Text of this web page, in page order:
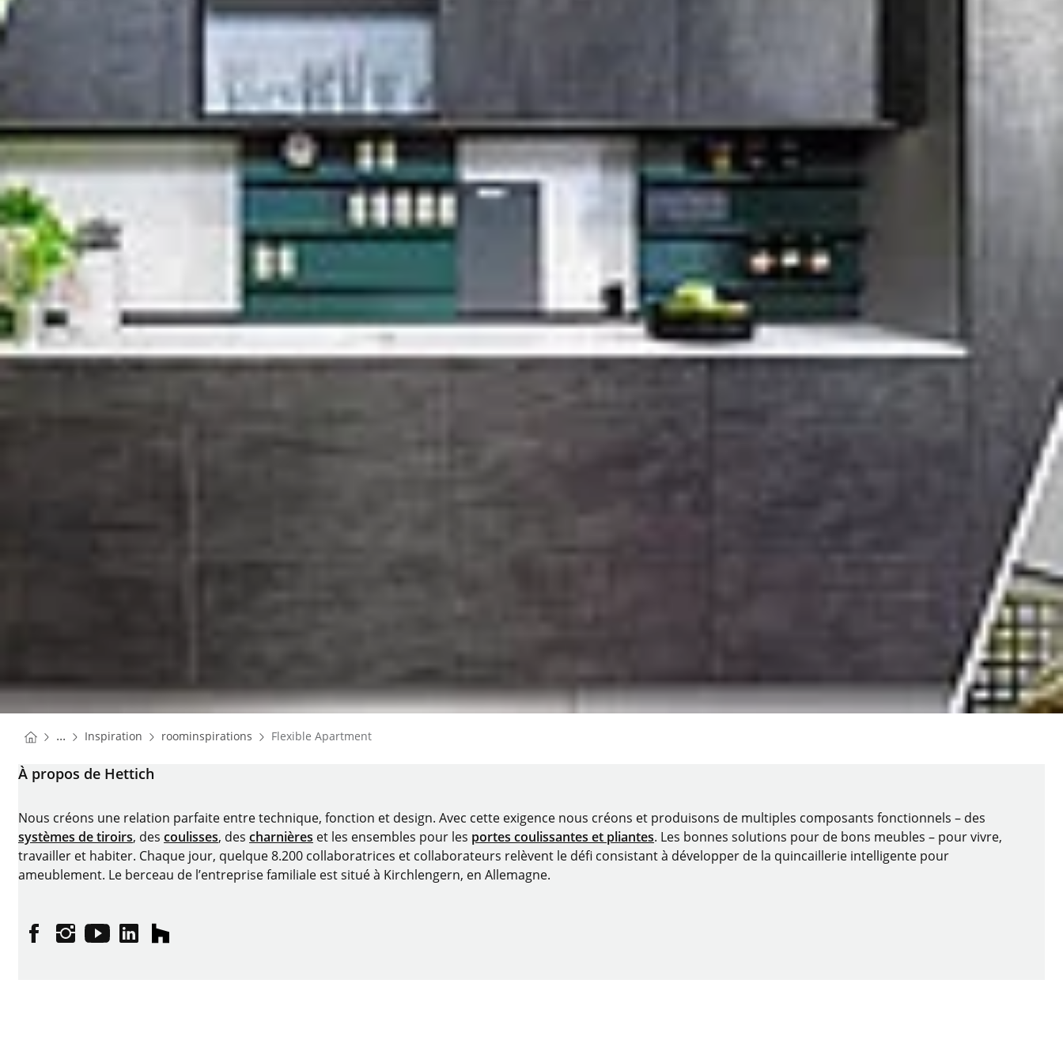
You are here:
Homepage
... Inspiration Homepage
roominspirations Homepage
Flexible Apartment
À propos de Hettich
Nous créons une relation parfaite entre technique, fonction et design. Avec cette exigence nous créons et produisons de multiples composants fonctionnels – des
systèmes de tiroirs, des coulisses, des charnières et les ensembles pour les portes coulissantes et pliantes. Les bonnes solutions pour de bons meubles – pour vivre,
travailler et habiter. Chaque jour, quelque 8.200 collaboratrices et collaborateurs relèvent le défi consistant à développer de la quincaillerie intelligente pour
ameublement. Le berceau de l’entreprise familiale est situé à Kirchlengern, en Allemagne.
FacebookInstagram
YouTubelinkedinhouzz